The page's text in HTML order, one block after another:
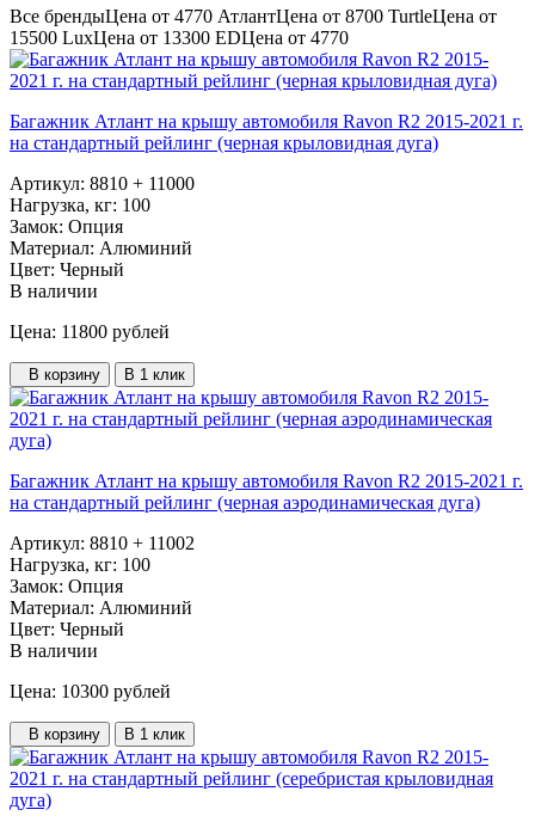
Все брендыЦена от 4770 АтлантЦена от 8700 TurtleЦена от
15500 LuxЦена от 13300 EDЦена от 4770
Багажник Атлант на крышу автомобиля Ravon R2 2015-2021 г.
на стандартный рейлинг (черная крыловидная дуга)
Артикул: 8810 + 11000
Нагрузка, кг: 100
Замок: Опция
Материал: Алюминий
Цвет: Черный
В наличии
Цена: 11800 рублей
В корзину В 1 клик
Багажник Атлант на крышу автомобиля Ravon R2 2015-2021 г.
на стандартный рейлинг (черная аэродинамическая дуга)
Артикул: 8810 + 11002
Нагрузка, кг: 100
Замок: Опция
Материал: Алюминий
Цвет: Черный
В наличии
Цена: 10300 рублей
В корзину В 1 клик